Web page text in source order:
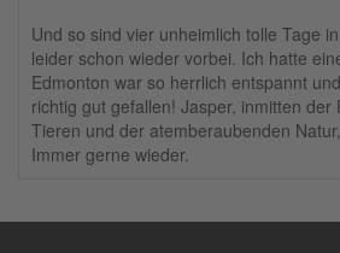
Und so sind vier unheimlich tolle Tage
leider schon wieder vorbei. Ich hatte
Edmonton war so herrlich entspannt
richtig gut gefallen! Jasper, inmitten der
Tieren und der atemberaubenden
Immer gerne wieder.